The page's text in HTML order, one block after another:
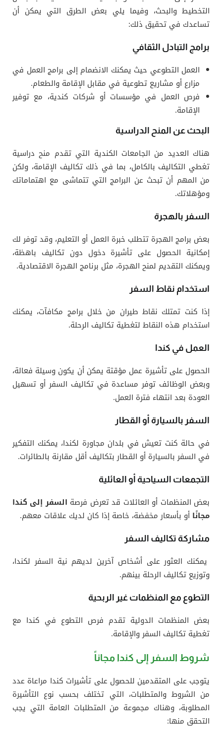
التخطيط والبحث، وفيما يلي بعض الطرق التي يمكن أن
تساعدك في تحقيق ذلك:
برامج التبادل الثقافي
العمل التطوعي حيث يمكنك الانضمام إلى برامج العمل في
مزارع أو مشاريع تطوعية في مقابل الإقامة والطعام.
فرص العمل في مؤسسات أو شركات كندية، مع توفير
الإقامة.
البحث عن المنح الدراسية
هناك العديد من الجامعات الكندية التي تقدم منح دراسية
تغطي التكاليف بالكامل، بما في ذلك تكاليف الإقامة، ولكن
من المهم أن تبحث عن البرامج التي تتماشى مع اهتماماتك
ومؤهلاتك.
السفر بالهجرة
بعض برامج الهجرة تتطلب خبرة العمل أو التعليم، وقد توفر لك
إمكانية الحصول على تأشيرة دخول دون تكاليف باهظة،
ويمكنك التقديم لمنح الهجرة، مثل برنامج الهجرة الاقتصادية.
استخدام نقاط السفر
إذا كنت تمتلك نقاط طيران من خلال برامج مكافآت، يمكنك
استخدام هذه النقاط لتغطية تكاليف الرحلة.
العمل في كندا
الحصول على تأشيرة عمل مؤقتة يمكن أن يكون وسيلة فعالة،
وبعض الوظائف توفر مساعدة في تكاليف السفر أو تسهيل
العودة بعد انتهاء فترة العمل.
السفر بالسيارة أو القطار
في حالة كنت تعيش في بلدان مجاورة لكندا، يمكنك التفكير
في السفر بالسيارة أو القطار بتكاليف أقل مقارنة بالطائرات.
التجمعات السياحية أو العائلية
بعض المنظمات أو العائلات قد تعرض فرصة السفر إلى كندا
مجانًا أو بأسعار مخفضة، خاصة إذا كان لديك علاقات معهم.
مشاركة تكاليف السفر
يمكنك العثور على أشخاص آخرين لديهم نية السفر لكندا،
وتوزيع تكاليف الرحلة بينهم.
التطوع مع المنظمات غير الربحية
بعض المنظمات الدولية تقدم فرص التطوع في كندا مع
تغطية تكاليف السفر والإقامة.
شروط السفر إلى كندا مجاناً
يتوجب على المتقدمين للحصول على تأشيرات كندا مراعاة عدد
من الشروط والمتطلبات، التي تختلف بحسب نوع التأشيرة
المطلوبة، وهناك مجموعة من المتطلبات العامة التي يجب
التحقق منها: